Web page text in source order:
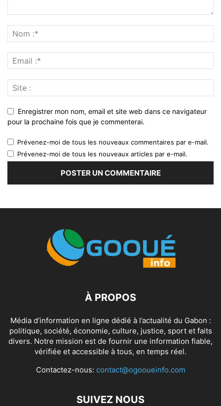
Enregistrer mon nom, email et site web dans ce navigateur
pour la prochaine fois que je commenterai.
Prévenez-moi de tous les nouveaux commentaires par e-mail.
Prévenez-moi de tous les nouveaux articles par e-mail.
À PROPOS
Média d’information en ligne dédié à l’actualité du Gabon :
politique, société, économie, culture, justice, sport et faits
divers. Notre mission est de fournir une information fiable,
vérifiée et accessible à tous, en temps réel.
Contactez-nous: contact@ogooueinfo.com
SUIVEZ NOUS